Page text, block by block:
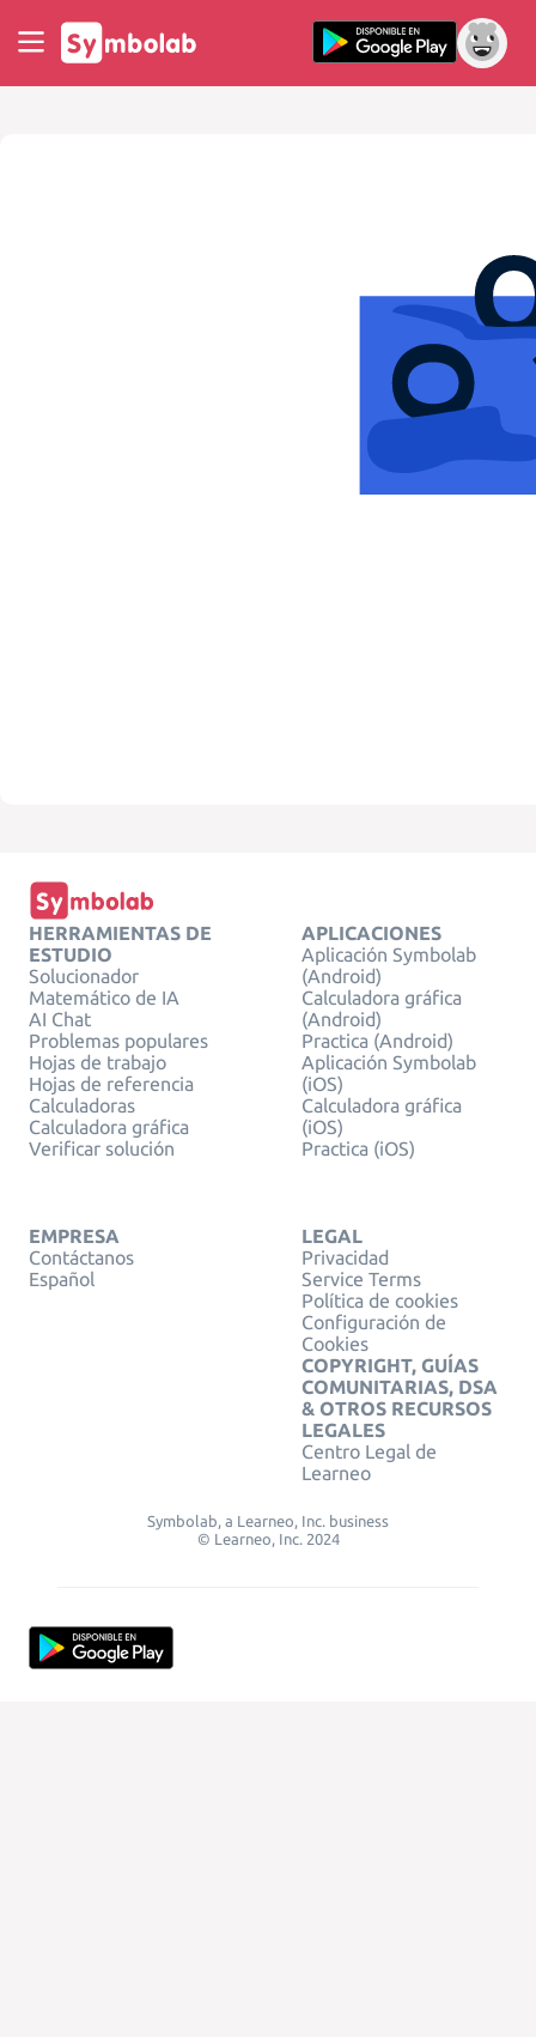
HERRAMIENTAS DE
ESTUDIO
Solucionador
Matemático de IA
AI Chat
Problemas populares
Hojas de trabajo
Hojas de referencia
Calculadoras
Calculadora gráfica
Verificar solución
APLICACIONES
Aplicación Symbolab
(Android)
Calculadora gráfica
(Android)
Practica (Android)
Aplicación Symbolab
(iOS)
Calculadora gráfica
(iOS)
Practica (iOS)
EMPRESA
Contáctanos
Español
LEGAL
Privacidad
Service Terms
Política de cookies
Configuración de
Cookies
COPYRIGHT, GUÍAS
COMUNITARIAS, DSA
& OTROS RECURSOS
LEGALES
Centro Legal de
Learneo
Symbolab, a Learneo, Inc. business
© Learneo, Inc. 2024